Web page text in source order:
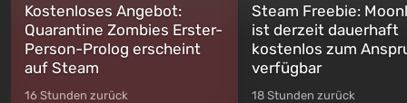
Kostenloses Angebot:
Quarantine Zombies Erster-
Person-Prolog erscheint
auf Steam
16 Stunden zurück
Steam Freebie:
ist derzeit dauerhaft
kostenlos zum
verfügbar
18 Stunden zurück